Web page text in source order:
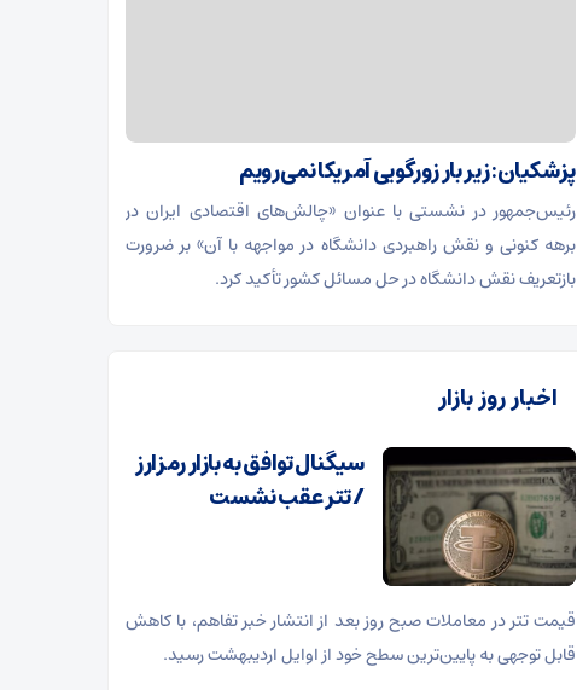
پزشکیان: زیر بار زورگویی آمریکا نمی‌رویم
رئیس‌جمهور در نشستی با عنوان «چالش‌های اقتصادی ایران در
برهه کنونی و نقش راهبردی دانشگاه در مواجهه با آن» بر ضرورت
بازتعریف نقش دانشگاه در حل مسائل کشور تأکید کرد.
اخبار روز بازار
سیگنال توافق به بازار رمزارز
/ تتر عقب نشست
قیمت تتر در معاملات صبح روز بعد از انتشار خبر تفاهم، با کاهش
قابل توجهی به پایین‌ترین سطح خود از اوایل اردیبهشت رسید.